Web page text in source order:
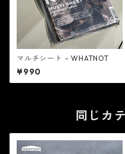
マルチシート - WHATNOT
¥990
同じカ